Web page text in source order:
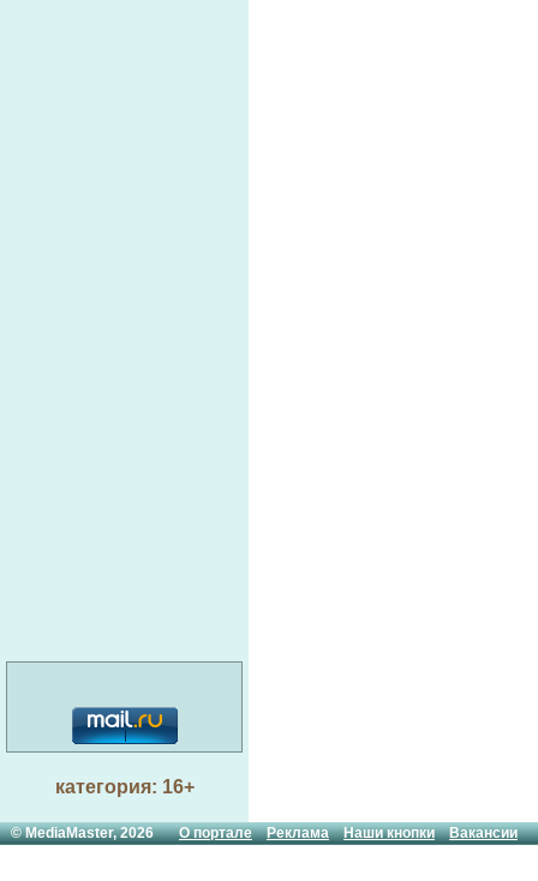
категория: 16+
© MediaMaster, 2026О портале Реклама Наши кнопки Вакансии